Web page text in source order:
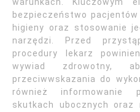
bezpieczeństwo
higieny oraz stosowanie
narzędzi. Przed
procedury lekarz
wywiad zdrowotny,
przeciwwskazania do
również informowanie
skutkach ubocznych oraz